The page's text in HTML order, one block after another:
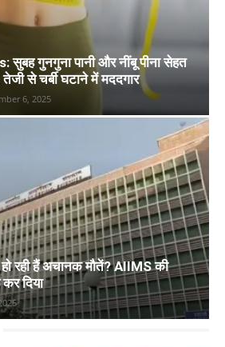
गुनगुना पानी और नींबू पीना सेहत
से चर्बी घटाने में मददगार
6, 2025
हो रही हैं अचानक मौतें? AIIMS की
दिया